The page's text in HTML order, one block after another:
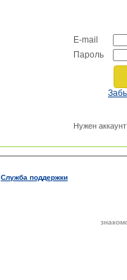
E-mail
Пароль
Нужен
Служба поддержки